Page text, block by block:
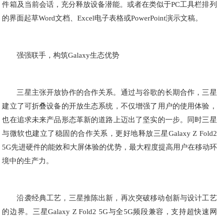
件箱及当前会话，充分释放设备潜能。或者在类似于PC工具栏排列
的界面起草Word文档、Excel电子表格或PowerPoint演示文稿。
强强联手，构筑Galaxy生态优势
三星主张开放协作的合作关系。通过与谷歌的长期合作，三星
建立了可折叠设备的开放生态系统，不仅增强了用户的使用体验，
也在追求未来产品形态革新的道路上迈出了坚实的一步。同时三星
与微软也建立了稳固的合作关系，更好地释放三星Galaxy Z Fold2
5G先进硬件的能效和大屏体验的优势，最大程度提高用户在移动环
境中的生产力。
沿袭经典工艺，三星推陈出新，再次突破移动创新与设计工艺
的边界。三星Galaxy Z Fold2 5G与全5G频段兼容，支持超快速网